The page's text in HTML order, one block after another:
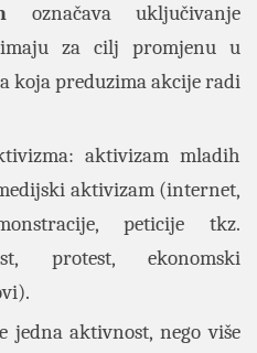
označava uključivanje
za cilj promjenu u
koja preduzima akcije radi
aktivizam mladih
aktivizam (internet,
peticije tkz.
protest, ekonomski
jedna aktivnost, nego više